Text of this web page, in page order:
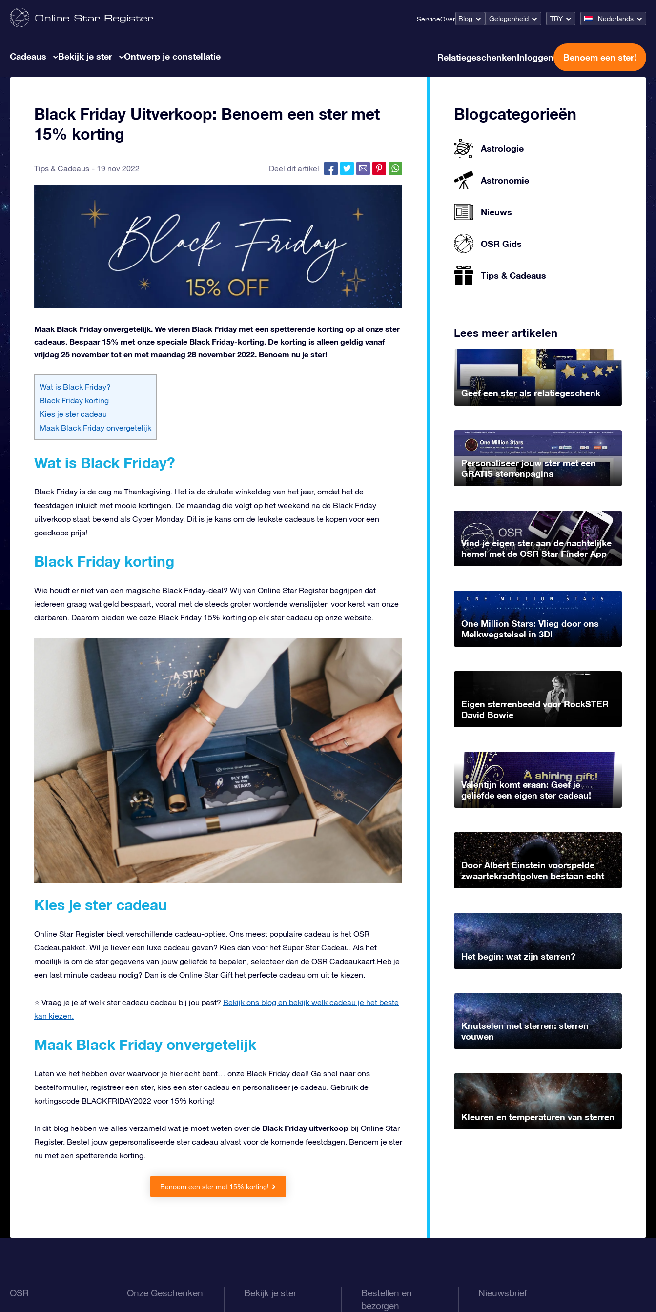
ServiceOver Blog Gelegenheid TRY Nederlands
Cadeaus Bekijk je ster Ontwerp je constellatie RelatiegeschenkenInloggen Benoem een ster!
Black Friday Uitverkoop: Benoem een ster met
15% korting
Tips & Cadeaus 19 nov 2022 Deel dit artikel
Maak Black Friday onvergetelijk. We vieren Black Friday met een spetterende korting op al onze ster
cadeaus. Bespaar 15% met onze speciale Black Friday-korting. De korting is alleen geldig vanaf
vrijdag 25 november tot en met maandag 28 november 2022. Benoem nu je ster!
Wat is Black Friday?
Black Friday korting
Kies je ster cadeau
Maak Black Friday onvergetelijk
Wat is Black Friday?
Black Friday is de dag na Thanksgiving. Het is de drukste winkeldag van het jaar, omdat het de
feestdagen inluidt met mooie kortingen. De maandag die volgt op het weekend na de Black Friday
uitverkoop staat bekend als Cyber Monday. Dit is je kans om de leukste cadeaus te kopen voor een
goedkope prijs!
Black Friday korting
Wie houdt er niet van een magische Black Friday-deal? Wij van Online Star Register begrijpen dat
iedereen graag wat geld bespaart, vooral met de steeds groter wordende wenslijsten voor kerst van onze
dierbaren. Daarom bieden we deze Black Friday 15% korting op elk ster cadeau op onze website.
Kies je ster cadeau
Online Star Register biedt verschillende cadeau-opties. Ons meest populaire cadeau is het OSR
Cadeaupakket. Wil je liever een luxe cadeau geven? Kies dan voor het Super Ster Cadeau. Als het
moeilijk is om de ster gegevens van jouw geliefde te bepalen, selecteer dan de OSR Cadeaukaart.Heb je
een last minute cadeau nodig? Dan is de Online Star Gift het perfecte cadeau om uit te kiezen.
⭐ Vraag je je af welk ster cadeau cadeau bij jou past? Bekijk ons blog en bekijk welk cadeau je het beste
kan kiezen.
Maak Black Friday onvergetelijk
Laten we het hebben over waarvoor je hier echt bent… onze Black Friday deal! Ga snel naar ons
bestelformulier, registreer een ster, kies een ster cadeau en personaliseer je cadeau. Gebruik de
kortingscode BLACKFRIDAY2022 voor 15% korting!
In dit blog hebben we alles verzameld wat je moet weten over de Black Friday uitverkoop bij Online Star
Register. Bestel jouw gepersonaliseerde ster cadeau alvast voor de komende feestdagen. Benoem je ster
nu met een spetterende korting.
Benoem een ster met 15% korting!
Blogcategorieën
Astrologie
Astronomie
Nieuws
OSR Gids
Tips & Cadeaus
Lees meer artikelen
Geef een ster als relatiegeschenk
Personaliseer jouw ster met een
GRATIS sterrenpagina
Vind je eigen ster aan de nachtelijke
hemel met de OSR Star Finder App
One Million Stars: Vlieg door ons
Melkwegstelsel in 3D!
Eigen sterrenbeeld voor RockSTER
David Bowie
Valentijn komt eraan: Geef je
geliefde een eigen ster cadeau!
Door Albert Einstein voorspelde
zwaartekrachtgolven bestaan echt
Het begin: wat zijn sterren?
Knutselen met sterren: sterren
vouwen
Kleuren en temperaturen van sterren
OSR Onze Geschenken Bekijk je ster
Bestellen en
bezorgen
Nieuwsbrief